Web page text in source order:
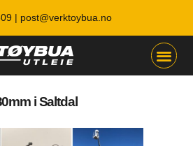
| post@verktoybua.no
i Saltdal